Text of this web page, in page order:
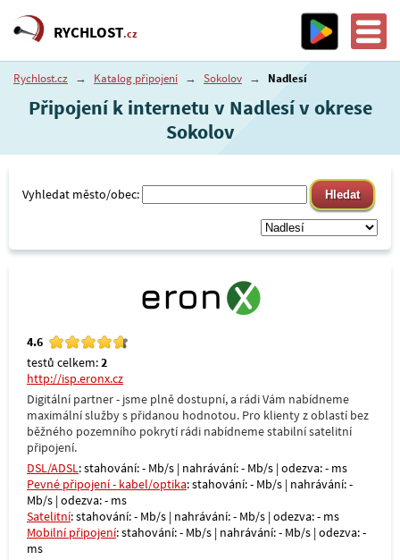
RYCHLOST.cz
Rychlost.cz → Katalog připojení → Sokolov → Nadlesí
Připojení k internetu v Nadlesí v okrese
Sokolov
Vyhledat město/obec:
4.6
testů celkem:2
http://isp.eronx.cz
Digitální partner - jsme plně dostupní, a rádi Vám nabídneme
maximální služby s přidanou hodnotou. Pro klienty z oblastí bez
běžného pozemního pokrytí rádi nabídneme stabilní satelitní
připojení.
DSL/ADSL: stahování: - Mb/s | nahrávání: - Mb/s | odezva: - ms
Pevné připojení - kabel/optika: stahování: - Mb/s | nahrávání: -
Mb/s | odezva: - ms
Satelitní: stahování: - Mb/s | nahrávání: - Mb/s | odezva: - ms
Mobilní připojení: stahování: - Mb/s | nahrávání: - Mb/s | odezva: -
ms